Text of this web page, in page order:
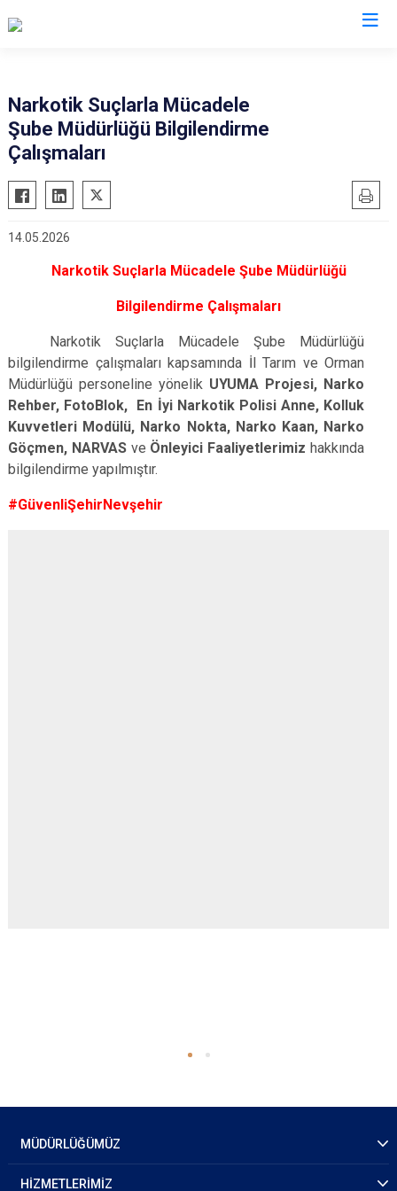
Narkotik Suçlarla Mücadele
Şube Müdürlüğü Bilgilendirme
Çalışmaları
14.05.2026
Narkotik Suçlarla Mücadele Şube Müdürlüğü
Bilgilendirme Çalışmaları
Narkotik Suçlarla Mücadele Şube Müdürlüğü
bilgilendirme çalışmaları kapsamında İl Tarım ve Orman
Müdürlüğü personeline yönelik UYUMA Projesi, Narko
Rehber, FotoBlok, En İyi Narkotik Polisi Anne, Kolluk
Kuvvetleri Modülü, Narko Nokta, Narko Kaan, Narko
Göçmen, NARVAS ve Önleyici Faaliyetlerimiz hakkında
bilgilendirme yapılmıştır.
#GüvenliŞehirNevşehir
MÜDÜRLÜĞÜMÜZ
HİZMETLERİMİZ